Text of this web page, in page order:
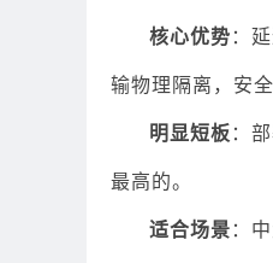
核心优势 ：
输物理隔离，安
明显短板 ：
最高的。
适合场景 ：